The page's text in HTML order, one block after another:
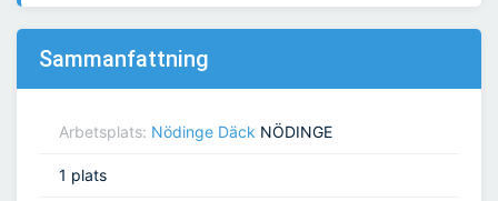
Sammanfattning
Arbetsplats: Nödinge Däck NÖDINGE
1 plats